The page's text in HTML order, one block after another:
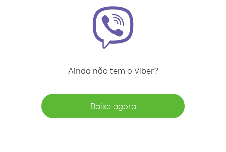
Ainda não tem o Viber?
Baixe agora